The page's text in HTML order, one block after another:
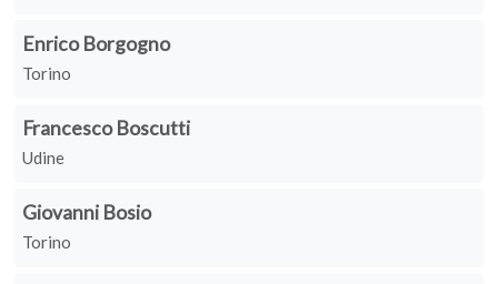
Enrico Borgogno
Torino
Francesco Boscutti
Udine
Giovanni Bosio
Torino